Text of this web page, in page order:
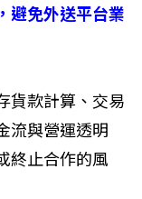
避免外送平台業
貨款計算、交易
流與營運透明
終止合作的風